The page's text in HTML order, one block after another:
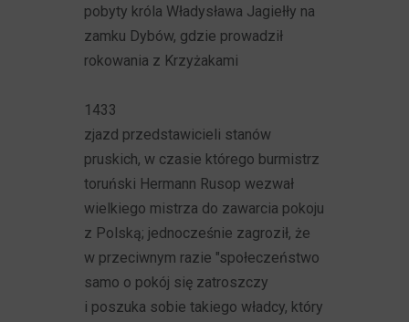
pobyty króla Władysława Jagiełły na
zamku Dybów, gdzie prowadził
rokowania z Krzyżakami
1433
zjazd przedstawicieli stanów
pruskich, w czasie którego burmistrz
toruński Hermann Rusop wezwał
wielkiego mistrza do zawarcia pokoju
z Polską; jednocześnie zagroził, że
w przeciwnym razie "społeczeństwo
samo o pokój się zatroszczy
i poszuka sobie takiego władcy, który